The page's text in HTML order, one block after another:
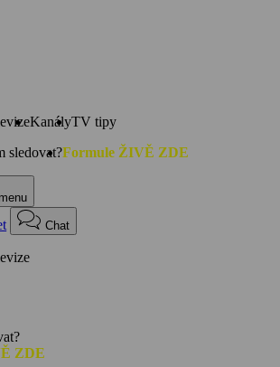
KanályTV tipy
sledovat?Formule ŽIVĚ ZDE
Chat
ZDE